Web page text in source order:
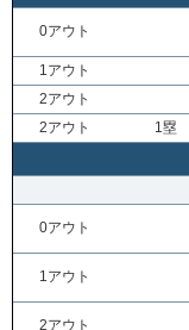
0アウト
1アウト
2アウト
2アウト
1塁
0アウト
1アウト
2アウト